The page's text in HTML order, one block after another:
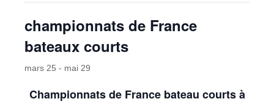
championnats de France
bateaux courts
mars 25 - mai 29
Championnats de France bateau courts à